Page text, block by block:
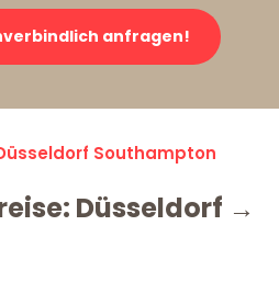
anfragen!
Southampton
Düsseldorf →